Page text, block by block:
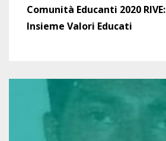
Comunità Educanti 2020 RIVE:
Insieme Valori Educati